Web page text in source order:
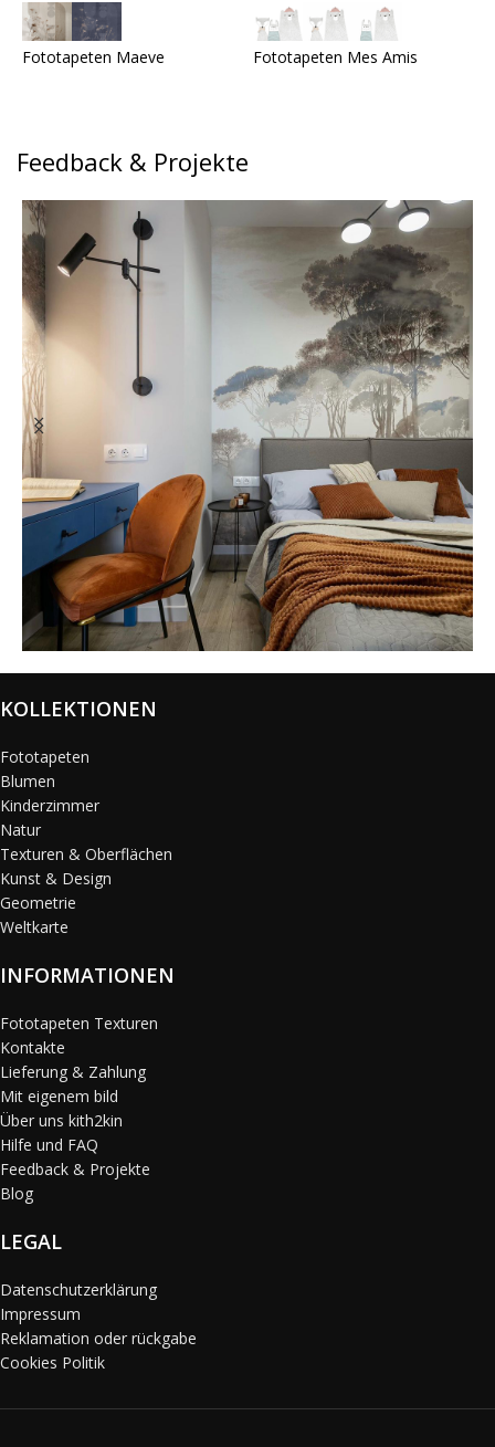
Fototapeten Maeve Fototapeten Mes Amis
Feedback & Projekte
@karols_interiors
KOLLEKTIONEN
Fototapeten
Blumen
Kinderzimmer
Natur
Texturen & Oberflächen
Kunst & Design
Geometrie
Weltkarte
INFORMATIONEN
Fototapeten Texturen
Kontakte
Lieferung & Zahlung
Mit eigenem bild
Über uns kith2kin
Hilfe und FAQ
Feedback & Projekte
Blog
LEGAL
Datenschutzerklärung
Impressum
Reklamation oder rückgabe
Cookies Politik